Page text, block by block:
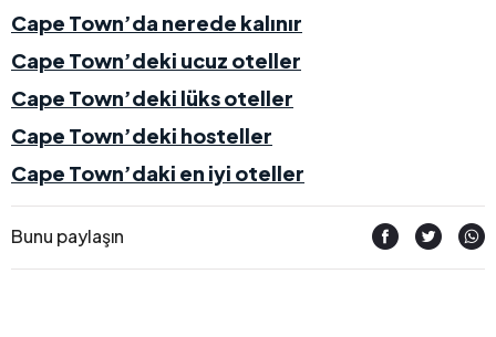
Cape Town’da nerede kalınır
Cape Town’deki ucuz oteller
Cape Town’deki lüks oteller
Cape Town’deki hosteller
Cape Town’daki en iyi oteller
Bunu paylaşın